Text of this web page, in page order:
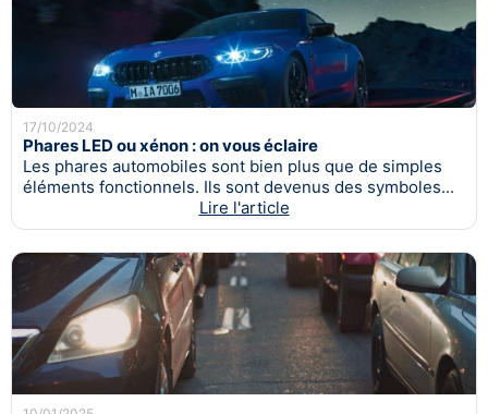
17/10/2024
Phares LED ou xénon : on vous éclaire
Les phares automobiles sont bien plus que de simples
éléments fonctionnels. Ils sont devenus des symboles...
Lire l'article